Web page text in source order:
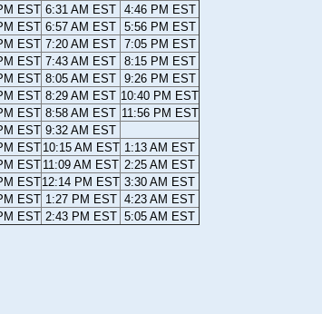
EST 6:31 AM EST 4:46 PM EST
EST 6:57 AM EST 5:56 PM EST
EST 7:20 AM EST 7:05 PM EST
EST 7:43 AM EST 8:15 PM EST
EST 8:05 AM EST 9:26 PM EST
EST 8:29 AM EST 10:40 PM EST
EST 8:58 AM EST 11:56 PM EST
EST 9:32 AM EST
EST10:15 AM EST 1:13 AM EST
EST11:09 AM EST 2:25 AM EST
EST12:14 PM EST 3:30 AM EST
EST 1:27 PM EST 4:23 AM EST
EST 2:43 PM EST 5:05 AM EST